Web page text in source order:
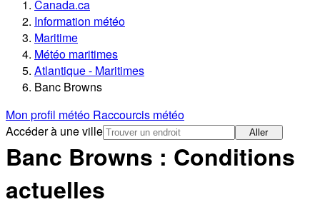
Canada.ca
Information météo
Maritime
Météo maritimes
Atlantique - Maritimes
Banc Browns
Mon profil météo Raccourcis météo
Accéder à une ville
Aller
Banc Browns : Conditions
actuelles